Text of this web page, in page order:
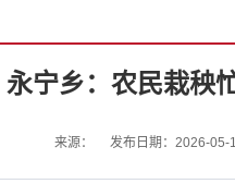
永宁乡：农民栽秧
来源： 发布日期：2026-05-